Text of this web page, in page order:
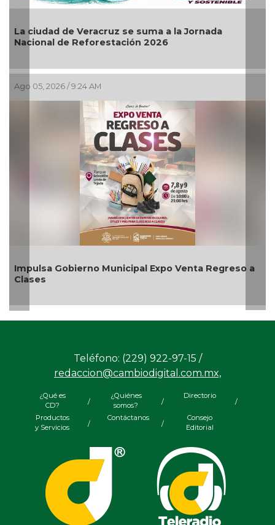
Invita Ayuntamiento de Veracruz a Temporada de
Artes “Escena Viva”
Ago 03, 2026 / 7:59 PM
Aplicará CMAS el Programa de Tandeo durante
agosto
Teléfono: (229) 922-97-15 /
redaccion@cambiodigital.com.mx,
¿Qué es
CD?
/
¿Quiénes
somos?
/
Directorio
/
Productos
y Servicios
/
Contáctanos
/
Consejo
Editorial